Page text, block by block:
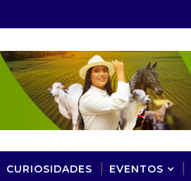
CURIOSIDADES EVENTOS